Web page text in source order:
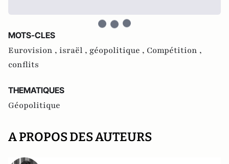
MOTS-CLES
Eurovision , israël , géopolitique , Compétition ,
conflits
THEMATIQUES
Géopolitique
A PROPOS DES AUTEURS